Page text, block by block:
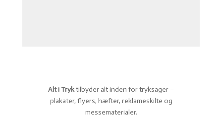
Alt i Tryktilbyder alt inden for tryksager –
plakater, flyers, hæfter, reklameskilte og
messematerialer.